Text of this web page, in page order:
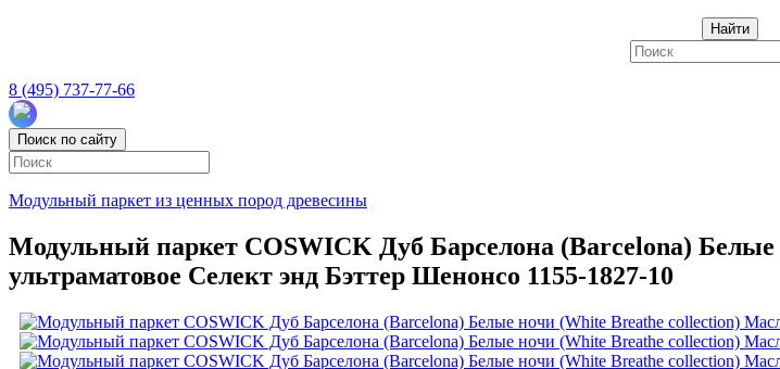
Найти
8 (495) 737-77-66
Поиск по сайту
Модульный паркет из ценных пород древесины
Модульный паркет COSWICK Дуб Барселона (Barcelona)
ультраматовое Селект энд Бэттер Шенонсо 1155-1827-10